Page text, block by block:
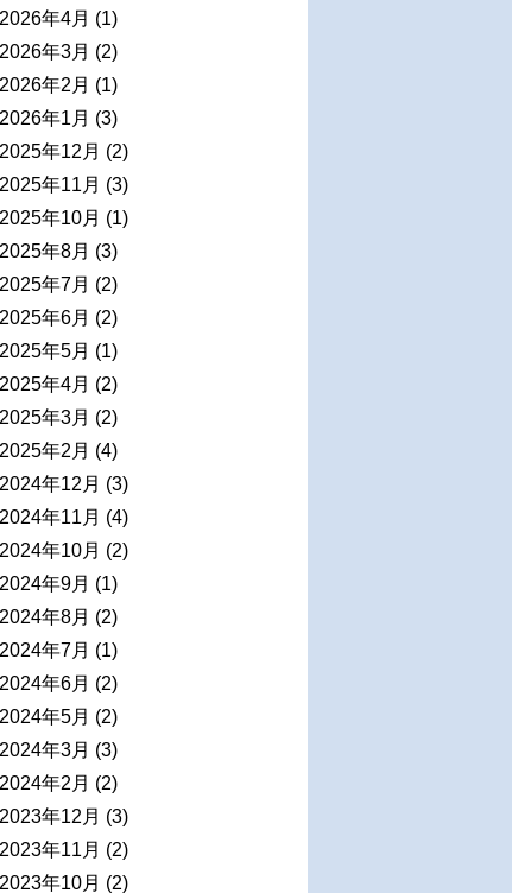
2026年4月 (1)
2026年3月 (2)
2026年2月 (1)
2026年1月 (3)
2025年12月 (2)
2025年11月 (3)
2025年10月 (1)
2025年8月 (3)
2025年7月 (2)
2025年6月 (2)
2025年5月 (1)
2025年4月 (2)
2025年3月 (2)
2025年2月 (4)
2024年12月 (3)
2024年11月 (4)
2024年10月 (2)
2024年9月 (1)
2024年8月 (2)
2024年7月 (1)
2024年6月 (2)
2024年5月 (2)
2024年3月 (3)
2024年2月 (2)
2023年12月 (3)
2023年11月 (2)
2023年10月 (2)